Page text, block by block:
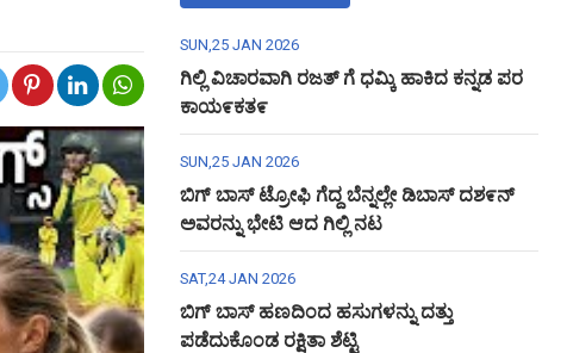
SUN,25 JAN 2026
ಗಿಲ್ಲಿ ವಿಚಾರವಾಗಿ ರಜತ್ ಗೆ ಧಮ್ಕಿ ಹಾಕಿದ ಕನ್ನಡ ಪರ
ಕಾಯ೯ಕತ೯
SUN,25 JAN 2026
ಬಿಗ್ ಬಾಸ್ ಟ್ರೋಫಿ ಗೆದ್ದ ಬೆನ್ನಲ್ಲೇ ಡಿಬಾಸ್ ದಶ೯ನ್
ಅವರನ್ನು ಭೇಟಿ ಆದ ಗಿಲ್ಲಿ ನಟ
SAT,24 JAN 2026
ಬಿಗ್ ಬಾಸ್ ಹಣದಿಂದ ಹಸುಗಳನ್ನು ದತ್ತು
ಪಡೆದುಕೊಂಡ ರಕ್ಷಿತಾ ಶೆಟ್ಟಿ